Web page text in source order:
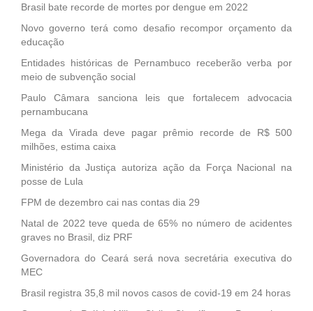
Brasil bate recorde de mortes por dengue em 2022
Novo governo terá como desafio recompor orçamento da
educação
Entidades históricas de Pernambuco receberão verba por
meio de subvenção social
Paulo Câmara sanciona leis que fortalecem advocacia
pernambucana
Mega da Virada deve pagar prêmio recorde de R$ 500
milhões, estima caixa
Ministério da Justiça autoriza ação da Força Nacional na
posse de Lula
FPM de dezembro cai nas contas dia 29
Natal de 2022 teve queda de 65% no número de acidentes
graves no Brasil, diz PRF
Governadora do Ceará será nova secretária executiva do
MEC
Brasil registra 35,8 mil novos casos de covid-19 em 24 horas